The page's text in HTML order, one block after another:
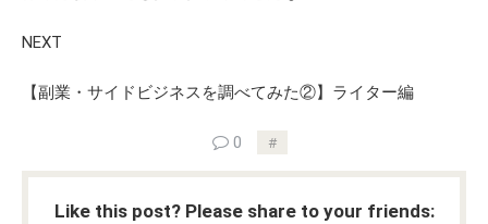
NEXT
【副業・サイドビジネスを調べてみた②】ライター編
0
Like this post? Please share to your friends: